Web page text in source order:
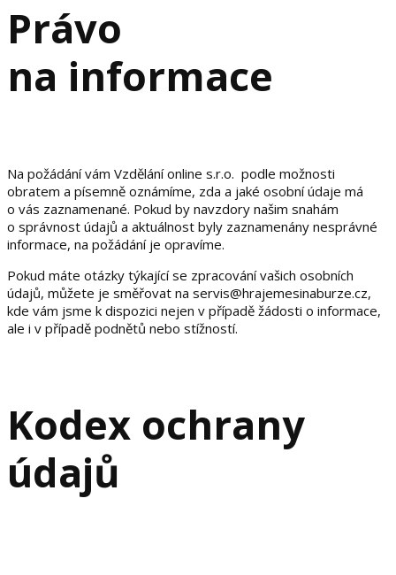
Právo
na informace
Na požádání vám Vzdělání online s.r.o. podle možnosti
obratem a písemně oznámíme, zda a jaké osobní údaje má
o vás zaznamenané. Pokud by navzdory našim snahám
o správnost údajů a aktuálnost byly zaznamenány nesprávné
informace, na požádání je opravíme.
Pokud máte otázky týkající se zpracování vašich osobních
údajů, můžete je směřovat na servis@hrajemesinaburze.cz,
kde vám jsme k dispozici nejen v případě žádosti o informace,
ale i v případě podnětů nebo stížností.
Kodex ochrany
údajů